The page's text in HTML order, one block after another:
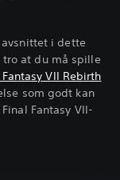
i dette
at du må spille
VII Rebirth
som godt kan
Fantasy VII-